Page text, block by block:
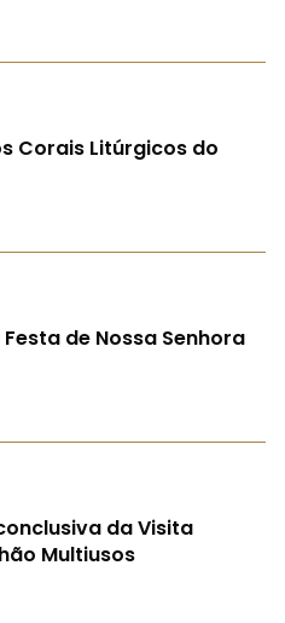
Corais Litúrgicos do
de Nossa Senhora
da Visita
Multiusos